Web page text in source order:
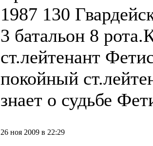
1987 130
3 батальон 8
ст.лейтенант
покойный
знает о судьбе
26 ноя 2009 в 22:29